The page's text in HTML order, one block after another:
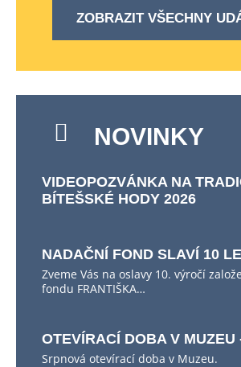
ZOBRAZIT VŠECHNY
NOVINKY
VIDEOPOZVÁNKA NA
BÍTEŠSKÉ HODY 2026
NADAČNÍ FOND SLAVÍ 10
Zveme Vás na oslavy 10. výročí
fondu FRANTIŠKA…
OTEVÍRACÍ DOBA V MUZEU
Srpnová otevírací doba v Muzeu.